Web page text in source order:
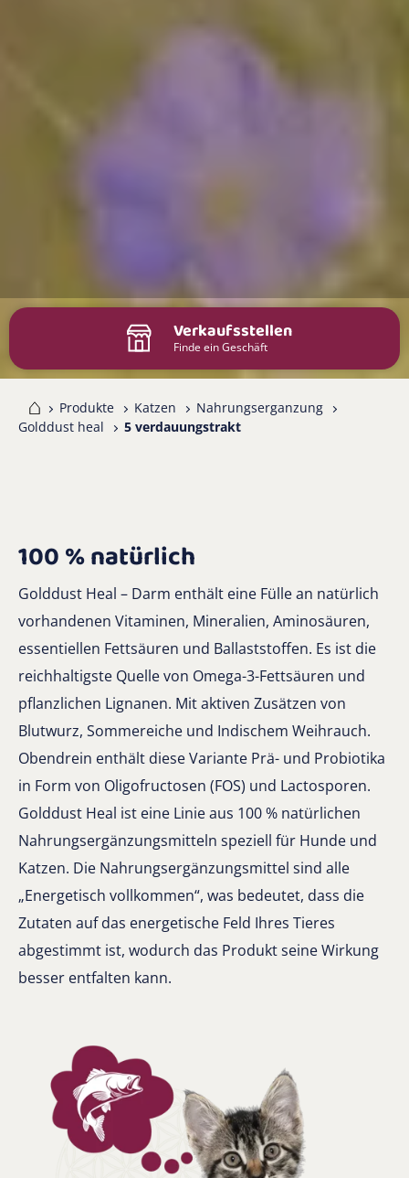
Verkaufsstellen
Finde ein Geschäft
Produkte Katzen
Nahrungserganzung
Golddust heal
5 verdauungstrakt
100 % natürlich
Golddust Heal – Darm enthält eine Fülle an natürlich
vorhandenen Vitaminen, Mineralien, Aminosäuren,
essentiellen Fettsäuren und Ballaststoffen. Es ist die
reichhaltigste Quelle von Omega-3-Fettsäuren und
pflanzlichen Lignanen. Mit aktiven Zusätzen von
Blutwurz, Sommereiche und Indischem Weihrauch.
Obendrein enthält diese Variante Prä- und Probiotika
in Form von Oligofructosen (FOS) und Lactosporen.
Golddust Heal ist eine Linie aus 100 % natürlichen
Nahrungsergänzungsmitteln speziell für Hunde und
Katzen. Die Nahrungsergänzungsmittel sind alle
„Energetisch vollkommen“, was bedeutet, dass die
Zutaten auf das energetische Feld Ihres Tieres
abgestimmt ist, wodurch das Produkt seine Wirkung
besser entfalten kann.